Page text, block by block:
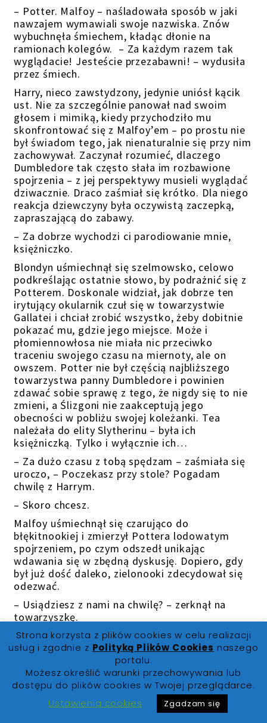
– Potter. Malfoy – naśladowała sposób w jaki
nawzajem wymawiali swoje nazwiska. Znów
wybuchnęła śmiechem, kładąc dłonie na
ramionach kolegów. – Za każdym razem tak
wyglądacie! Jesteście przezabawni! – wydusiła
przez śmiech.
Harry, nieco zawstydzony, jedynie uniósł kącik
ust. Nie za szczególnie panował nad swoim
głosem i mimiką, kiedy przychodziło mu
skonfrontować się z Malfoy’em – po prostu nie
był świadom tego, jak nienaturalnie się przy nim
zachowywał. Zaczynał rozumieć, dlaczego
Dumbledore tak często słała im rozbawione
spojrzenia – z jej perspektywy musieli wyglądać
dziwacznie. Draco zaśmiał się krótko. Dla niego
reakcja dziewczyny była oczywistą zaczepką,
zapraszającą do zabawy.
– Za dobrze wychodzi ci parodiowanie mnie,
księżniczko.
Blondyn uśmiechnął się szelmowsko, celowo
podkreślając ostatnie słowo, by podrażnić się z
Potterem. Doskonale widział, jak dobrze ten
irytujący okularnik czuł się w towarzystwie
Gallatei i chciał zrobić wszystko, żeby dobitnie
pokazać mu, gdzie jego miejsce. Może i
płomiennowłosa nie miała nic przeciwko
traceniu swojego czasu na miernoty, ale on
owszem. Potter nie był częścią najbliższego
towarzystwa panny Dumbledore i powinien
zdawać sobie sprawę z tego, że nigdy się to nie
zmieni, a Ślizgoni nie zaakceptują jego
obecności w pobliżu swojej koleżanki. Tea
należała do elity Slytherinu – była ich
księżniczką. Tylko i wyłącznie ich…
– Za dużo czasu z tobą spędzam – zaśmiała się
uroczo, – Poczekasz przy stole? Pogadam
chwilę z Harrym.
– Skoro chcesz.
Malfoy uśmiechnął się czarująco do
błękitnookiej i zmierzył Pottera lodowatym
spojrzeniem, po czym odszedł unikając
wdawania się w zbędną dyskusję. Dopiero, gdy
był już dość daleko, zielonooki zdecydował się
odezwać.
– Usiądziesz z nami na chwilę? – zerknął na
towarzyszkę.
– Jasne! Uprzedzam tylko, że nie zostanę za
długo. Sam rozumiesz…
– Malfoy – westchnął chłopiec.
Płomiennowłosa potaknęła, delikatnym
skinieniem. Potter uśmiechnął się bez
przekonania i skierował się w stronę stołu
Strona korzysta z plików cookies w celu realizacji
usług i zgodnie z Polityką Plików Cookies naszego
portalu.
Możesz określić warunki przechowywania lub
dostępu do plików cookies w Twojej przeglądarce.
Ustawienia cookies
Zgadzam się